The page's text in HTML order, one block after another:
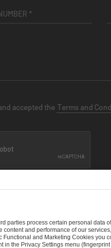
accepted the Terms and